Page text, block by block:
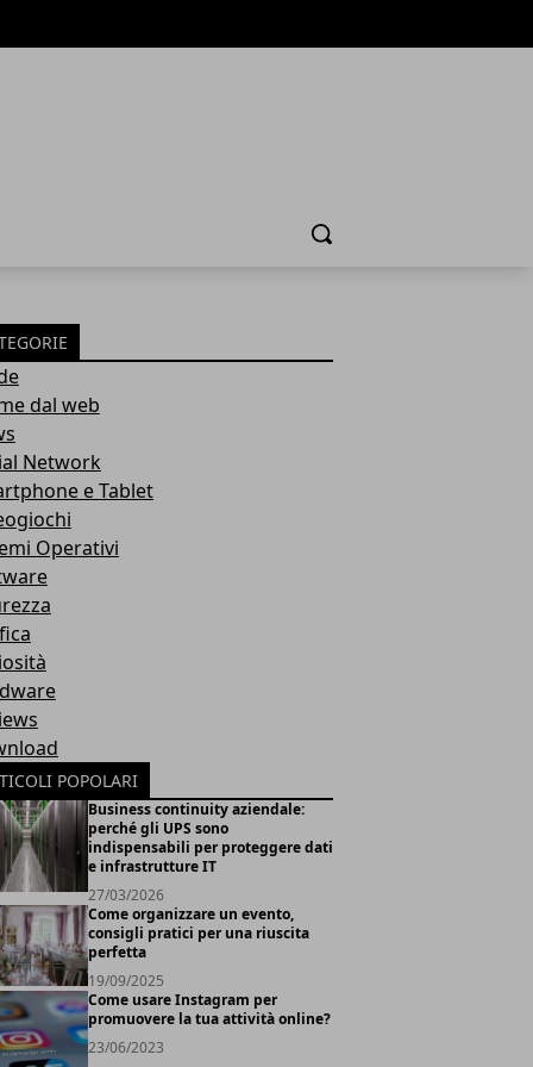
Cerca
dal web
Network
e Tablet
Operativi
POPOLARI
Business continuity aziendale:
perché gli UPS sono
indispensabili per proteggere dati
e infrastrutture IT
27/03/2026
Come organizzare un evento,
consigli pratici per una riuscita
perfetta
19/09/2025
Come usare Instagram per
promuovere la tua attività online?
23/06/2023